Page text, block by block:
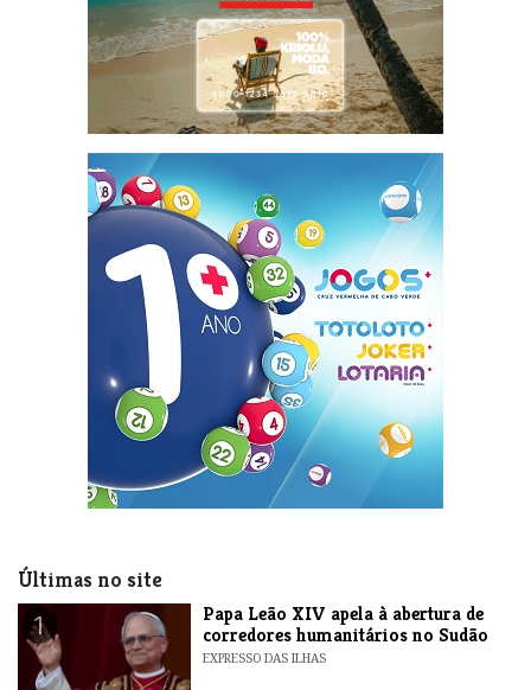
Últimas no site
1
​Papa Leão XIV apela à abertura de
corredores humanitários no Sudão
EXPRESSO DAS ILHAS